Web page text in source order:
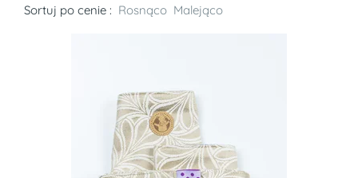
Sortuj po cenie : Rosnąco Malejąco